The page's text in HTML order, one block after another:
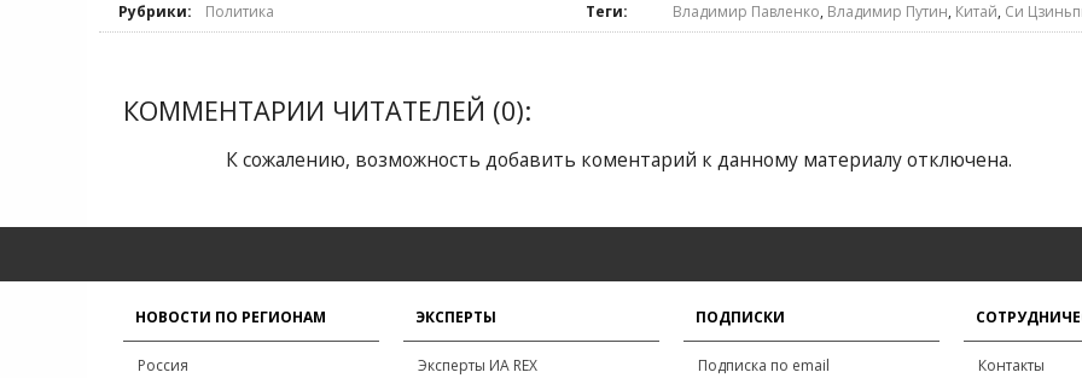
Рубрики:
Политика Теги: Владимир Павленко, Владимир Путин, Китай, Си
КОММЕНТАРИИ ЧИТАТЕЛЕЙ (0):
К сожалению, возможность добавить коментарий к данному материалу отключена.
НОВОСТИ ПО РЕГИОНАМ
Россия
ЭКСПЕРТЫ
Эксперты ИА REX
ПОДПИСКИ
Подписка по email Контакты